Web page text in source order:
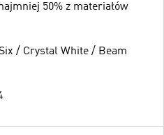
50% z materiałów
/ Crystal White / Beam